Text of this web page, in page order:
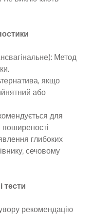
Метод
якщо
або
для
поширеності
глибоких
сечовому
тести
рекомендацію